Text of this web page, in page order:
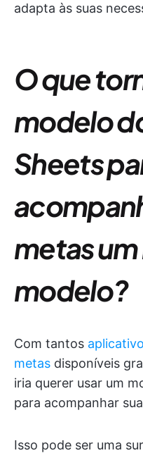
adapta às suas
O que
modelo
Sheets
metas
modelo?
Com tantos
metas disponíveis
iria querer usar um
para acompanhar
Isso pode ser uma